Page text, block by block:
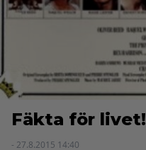
Fäkta för livet!
- 27.8.2015 14:40